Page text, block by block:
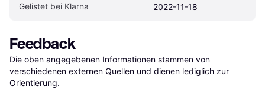
Gelistet bei Klarna 2022-11-18
Feedback
Die oben angegebenen Informationen stammen von
verschiedenen externen Quellen und dienen lediglich zur
Orientierung.